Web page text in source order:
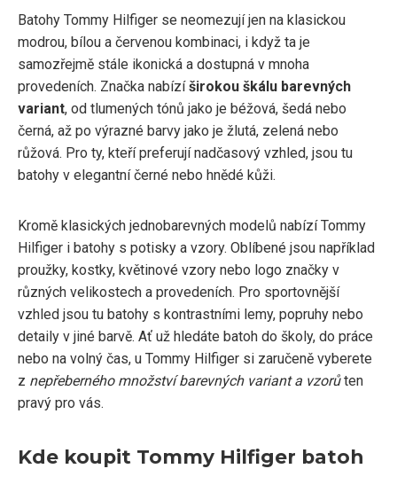
Batohy Tommy Hilfiger se neomezují jen na klasickou
modrou, bílou a červenou kombinaci, i když ta je
samozřejmě stále ikonická a dostupná v mnoha
provedeních. Značka nabízíširokou škálu barevných
variant, od tlumených tónů jako je béžová, šedá nebo
černá, až po výrazné barvy jako je žlutá, zelená nebo
růžová. Pro ty, kteří preferují nadčasový vzhled, jsou tu
batohy v elegantní černé nebo hnědé kůži.
Kromě klasických jednobarevných modelů nabízí Tommy
Hilfiger i batohy s potisky a vzory. Oblíbené jsou například
proužky, kostky, květinové vzory nebo logo značky v
různých velikostech a provedeních. Pro sportovnější
vzhled jsou tu batohy s kontrastními lemy, popruhy nebo
detaily v jiné barvě. Ať už hledáte batoh do školy, do práce
nebo na volný čas, u Tommy Hilfiger si zaručeně vyberete
z nepřeberného množství barevných variant a vzorůten
pravý pro vás.
Kde koupit Tommy Hilfiger batoh